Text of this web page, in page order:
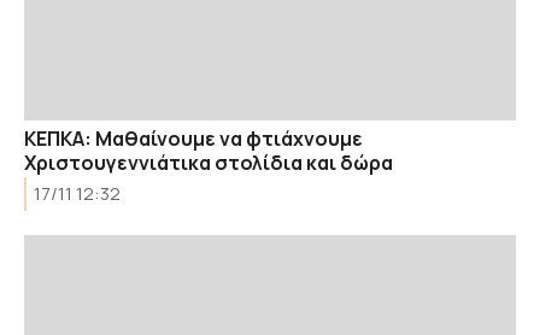
KEΠΚΑ: Μαθαίνουμε να φτιάχνουμε
Χριστουγεννιάτικα στολίδια και δώρα
17/11 12:32